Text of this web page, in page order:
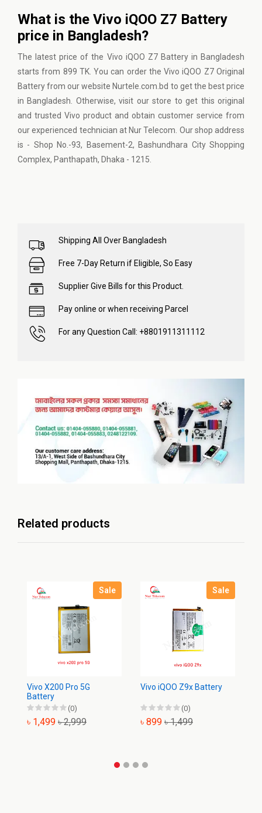
What is the Vivo iQOO Z7 Battery
price in Bangladesh?
The latest price of the Vivo iQOO Z7 Battery in Bangladesh
starts from 899 TK. You can order the Vivo iQOO Z7 Original
Battery from our website Nurtele.com.bd to get the best price
in Bangladesh. Otherwise, visit our store to get this original
and trusted Vivo product and obtain customer service from
our experienced technician at Nur Telecom. Our shop address
is - Shop No.-93, Basement-2, Bashundhara City Shopping
Complex, Panthapath, Dhaka - 1215.
Shipping All Over Bangladesh
Free 7-Day Return if Eligible, So Easy
Supplier Give Bills for this Product.
Pay online or when receiving Parcel
For any Question Call: +8801911311112
Related products
Sale
Vivo X200 Pro 5G
Battery
(0)
৳ 1,499 ৳ 2,999
Sale
Vivo iQOO Z9x Battery
(0)
৳ 899 ৳ 1,499